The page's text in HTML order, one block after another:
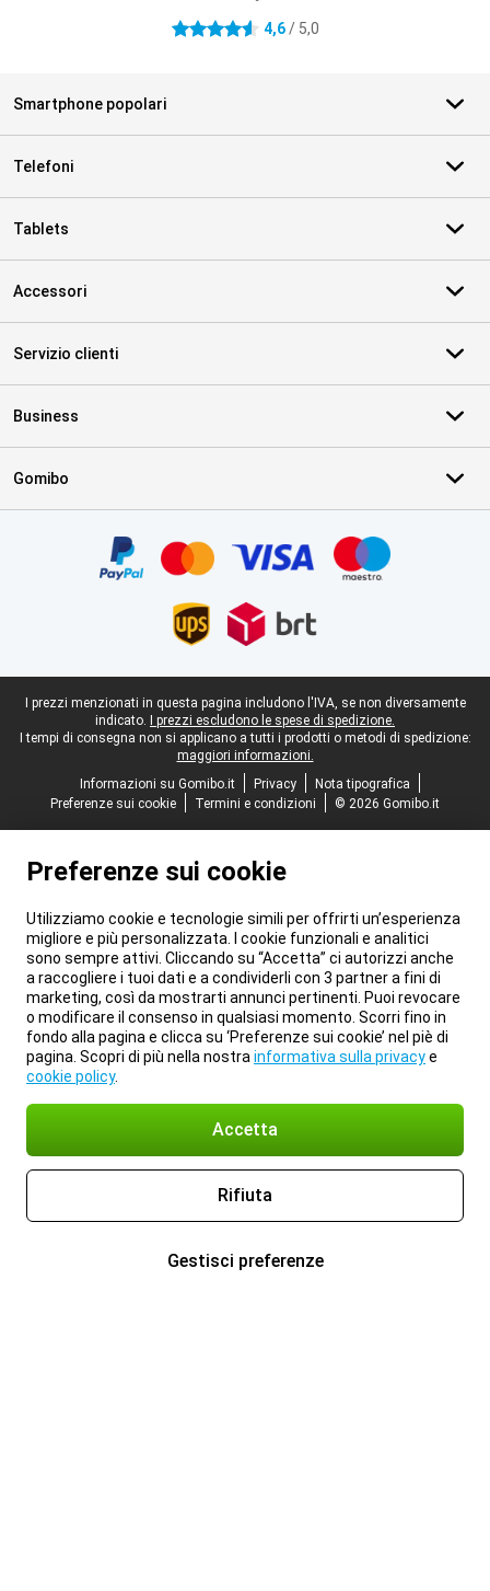
4.6 stelle 4,6/ 5,0
Smartphone popolari
Telefoni
Tablets
Accessori
Servizio clienti
Business
Gomibo
Piè di pagina legale
I prezzi menzionati in questa pagina includono l'IVA, se non diversamente
indicato.
I prezzi escludono le spese di spedizione.
I tempi di consegna non si applicano a tutti i prodotti o metodi di spedizione:
maggiori informazioni.
Informazioni su Gomibo.it
Privacy
Nota tipografica
Preferenze sui cookie
Termini e condizioni © 2026 Gomibo.it
Preferenze sui cookie
Utilizziamo cookie e tecnologie simili per offrirti un’esperienza
migliore e più personalizzata. I cookie funzionali e analitici
sono sempre attivi. Cliccando su “Accetta” ci autorizzi anche
a raccogliere i tuoi dati e a condividerli con 3 partner a fini di
marketing, così da mostrarti annunci pertinenti. Puoi revocare
o modificare il consenso in qualsiasi momento. Scorri fino in
fondo alla pagina e clicca su ‘Preferenze sui cookie’ nel piè di
pagina. Scopri di più nella nostra informativa sulla privacye
cookie policy.
Accetta
Rifiuta
Gestisci preferenze